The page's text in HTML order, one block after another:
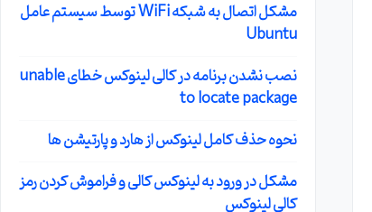
مشکل اتصال به شبکه WiFi توسط سیستم عامل
Ubuntu
نصب نشدن برنامه در کالی لینوکس خطای unable
to locate package
نحوه حذف کامل لینوکس از هارد و پارتیشن ها
مشکل در ورود به لینوکس کالی و فراموش کردن رمز
کالی لینوکس